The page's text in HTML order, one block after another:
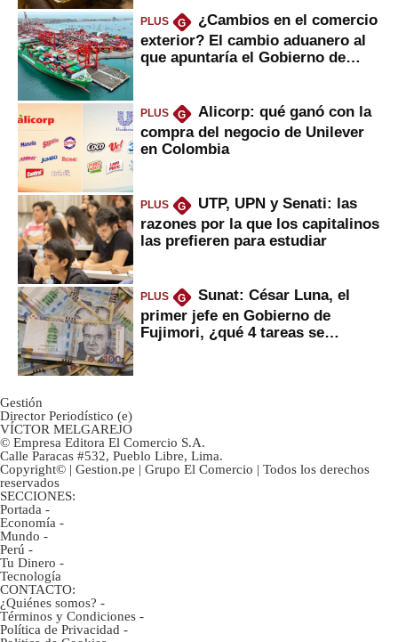
PLUS G
¿Cambios en el comercio
exterior? El cambio aduanero al
que apuntaría el Gobierno de
PLUS G
Alicorp: qué ganó con la
compra del negocio de Unilever
en Colombia
PLUS G
UTP, UPN y Senati: las
razones por la que los capitalinos
las prefieren para estudiar
PLUS G
Sunat: César Luna, el
primer jefe en Gobierno de
Fujimori, ¿qué 4 tareas se
Gestión
Director Periodístico (e)
VÍCTOR MELGAREJO
© Empresa Editora El Comercio S.A.
Calle Paracas #532, Pueblo Libre, Lima.
Copyright© | Gestion.pe | Grupo El Comercio | Todos los derechos
reservados
SECCIONES:
Portada -
Economía -
Mundo -
Perú -
Tu Dinero -
Tecnología
CONTACTO:
¿Quiénes somos? -
Términos y Condiciones -
Política de Privacidad -